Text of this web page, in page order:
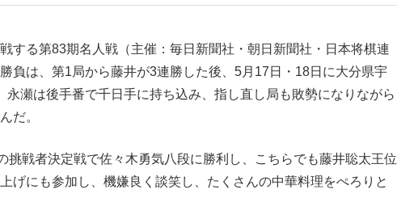
する第83期名人戦（主催：毎日新聞社・朝日新聞社・日本将棋連
負は、第1局から藤井が3連勝した後、5月17日・18日に大分県宇
瀬は後手番で千日手に持ち込み、指し直し局も敗勢になりながら
だ。
戦者決定戦で佐々木勇気八段に勝利し、こちらでも藤井聡太王位
げにも参加し、機嫌良く談笑し、たくさんの中華料理をぺろりと